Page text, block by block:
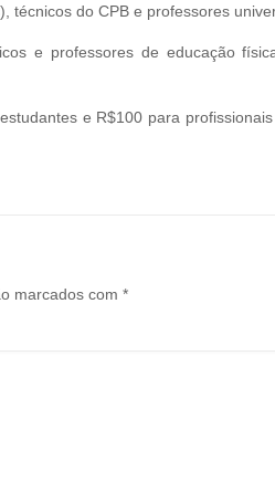
técnicos do CPB e professores
e professores de educação
e R$100 para
marcados com *